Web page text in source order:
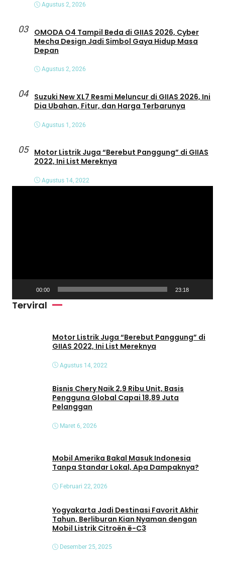
Agustus 2, 2026
03
OMODA O4 Tampil Beda di GIIAS 2026, Cyber
Mecha Design Jadi Simbol Gaya Hidup Masa
Depan
Agustus 2, 2026
04
Suzuki New XL7 Resmi Meluncur di GIIAS 2026, Ini
Dia Ubahan, Fitur, dan Harga Terbarunya
Agustus 1, 2026
05
Motor Listrik Juga “Berebut Panggung” di GIIAS
2022, Ini List Mereknya
Agustus 14, 2022
d
00:00 23:18
Terviral
Motor Listrik Juga “Berebut Panggung” di
GIIAS 2022, Ini List Mereknya
Agustus 14, 2022
Bisnis Chery Naik 2,9 Ribu Unit, Basis
Pengguna Global Capai 18,89 Juta
Pelanggan
Maret 6, 2026
Mobil Amerika Bakal Masuk Indonesia
Tanpa Standar Lokal, Apa Dampaknya?
Februari 22, 2026
Yogyakarta Jadi Destinasi Favorit Akhir
Tahun, Berliburan Kian Nyaman dengan
Mobil Listrik Citroën ë-C3
Desember 25, 2025